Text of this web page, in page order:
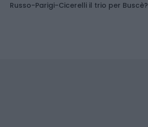
Russo-Parigi-Cicerelli il trio per Buscè?